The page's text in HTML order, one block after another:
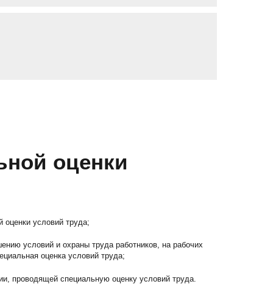
оценки
оценки условий труда;
условий и охраны труда работников, на рабочих
оценка условий труда;
проводящей специальную оценку условий труда.